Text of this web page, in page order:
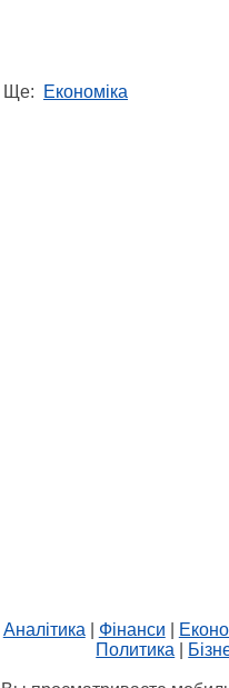
Ще: Економіка
Аналітика Фінанси
Политика